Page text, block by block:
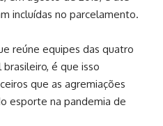
incluídas no parcelamento.
reúne equipes das quatro
é que isso
que as agremiações
esporte na pandemia de